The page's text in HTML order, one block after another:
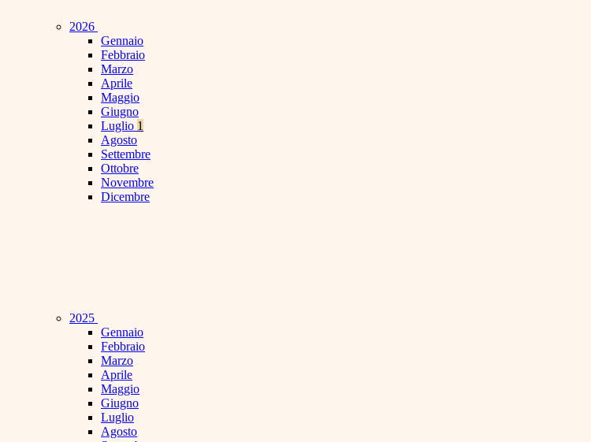
2026
Gennaio
Febbraio
Marzo
Aprile
Maggio
Giugno
Luglio 1
Agosto
Settembre
Ottobre
Novembre
Dicembre
2025
Gennaio
Febbraio
Marzo
Aprile
Maggio
Giugno
Luglio
Agosto